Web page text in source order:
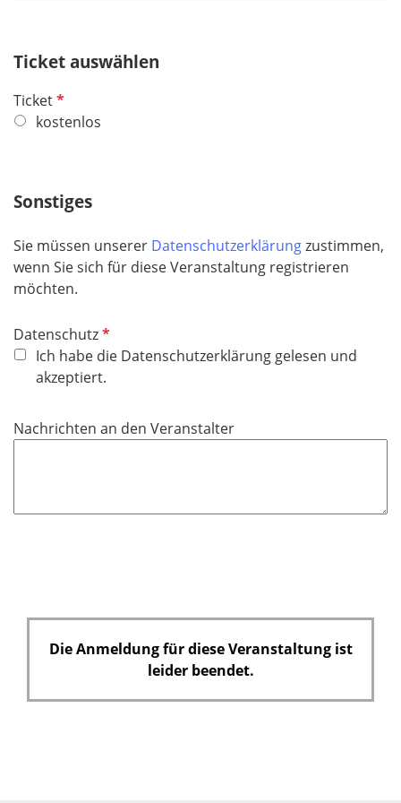
l
Ticket auswählen
TicketP
f
h
f
e
l
kostenlos
Sonstiges
Sie müssen unserer Datenschutzerklärungzustimmen,
wenn Sie sich für diese Veranstaltung registrieren
möchten.
DatenschutzP
f
l
h
Ich habe die Datenschutzerklärung gelesen und
akzeptiert.
Nachrichten an den Veranstalter
Die Anmeldung für diese Veranstaltung ist
leider beendet.